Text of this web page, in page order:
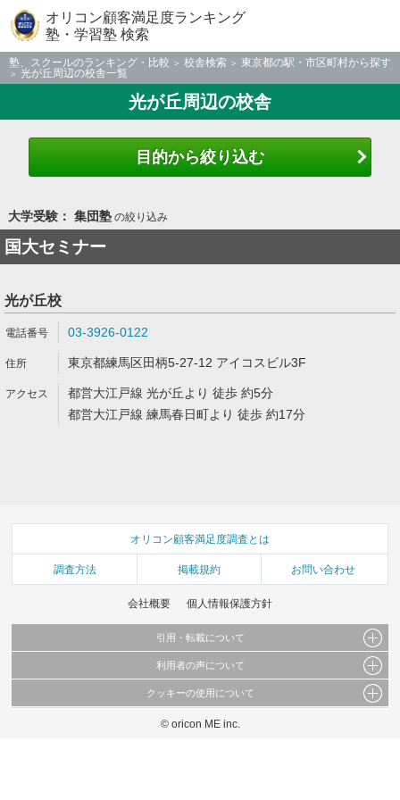
オリコン顧客満足度ランキング
塾・学習塾 検索
塾、スクールのランキング・比較 校舎検索
東京都の駅・市区町村から探す
光が丘周辺の校舎一覧
光が丘周辺の校舎
目的から絞り込む
大学受験： 集団塾の絞り込み
国大セミナー
光が丘校
03-3926-0122
東京都練馬区田柄5-27-12 アイコスビル3F
都営大江戸線 光が丘より 徒歩 約5分
都営大江戸線 練馬春日町より 徒歩 約17分
オリコン顧客満足度調査とは
調査方法 掲載規約 お問い合わせ
会社概要 個人情報保護方針
引用・転載について
当サイトで公開されている情報（文字、写真、イラスト、画像データ等）及びこれらの配
これらの情報を権利者の許可なく無断転載・複製などの二次利用を行うことは固く禁じて
利用者の声について
当サイトに掲載している内容はすべてサービスの利用者が提出された見解・感想です。
弊社の見解・ 意見ではないことをご理解いただいた上でご覧ください。
クッキーの使用について
このサイトでは Cookie を使用して、ユーザーに合わせたコンテンツや広告の表示、ソー
© oricon ME inc.